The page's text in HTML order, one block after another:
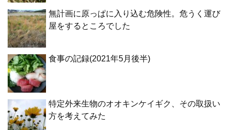
無計画に原っぱに入り込む危険性。危うく運び
屋をするところでした
食事の記録(2021年5月後半)
特定外来生物のオオキンケイギク、その取扱い
方を考えてみた